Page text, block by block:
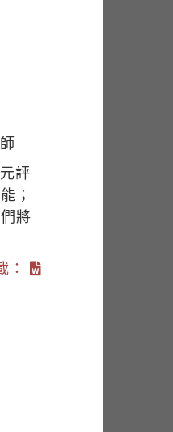
評
；
將
：